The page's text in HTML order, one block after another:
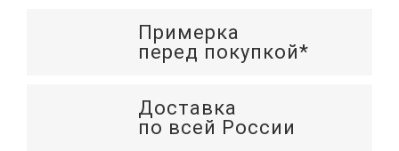
Примерка
перед покупкой*
Доставка
по всей России